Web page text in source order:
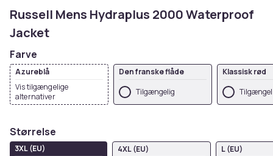
Russell Mens Hydraplus 2000 Waterproof
Jacket
Farve
Azureblå
Vis tilgængelige
alternativer
Den franske flåde
Tilgængelig
Klassisk rød
Størrelse
3XL (EU)
4XL (EU)
L (EU)